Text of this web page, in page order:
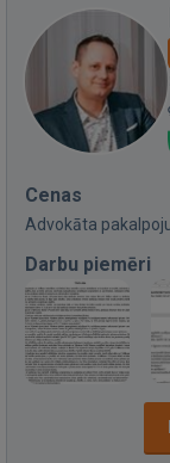
Cenas
Advokāta
Darbu piemēri